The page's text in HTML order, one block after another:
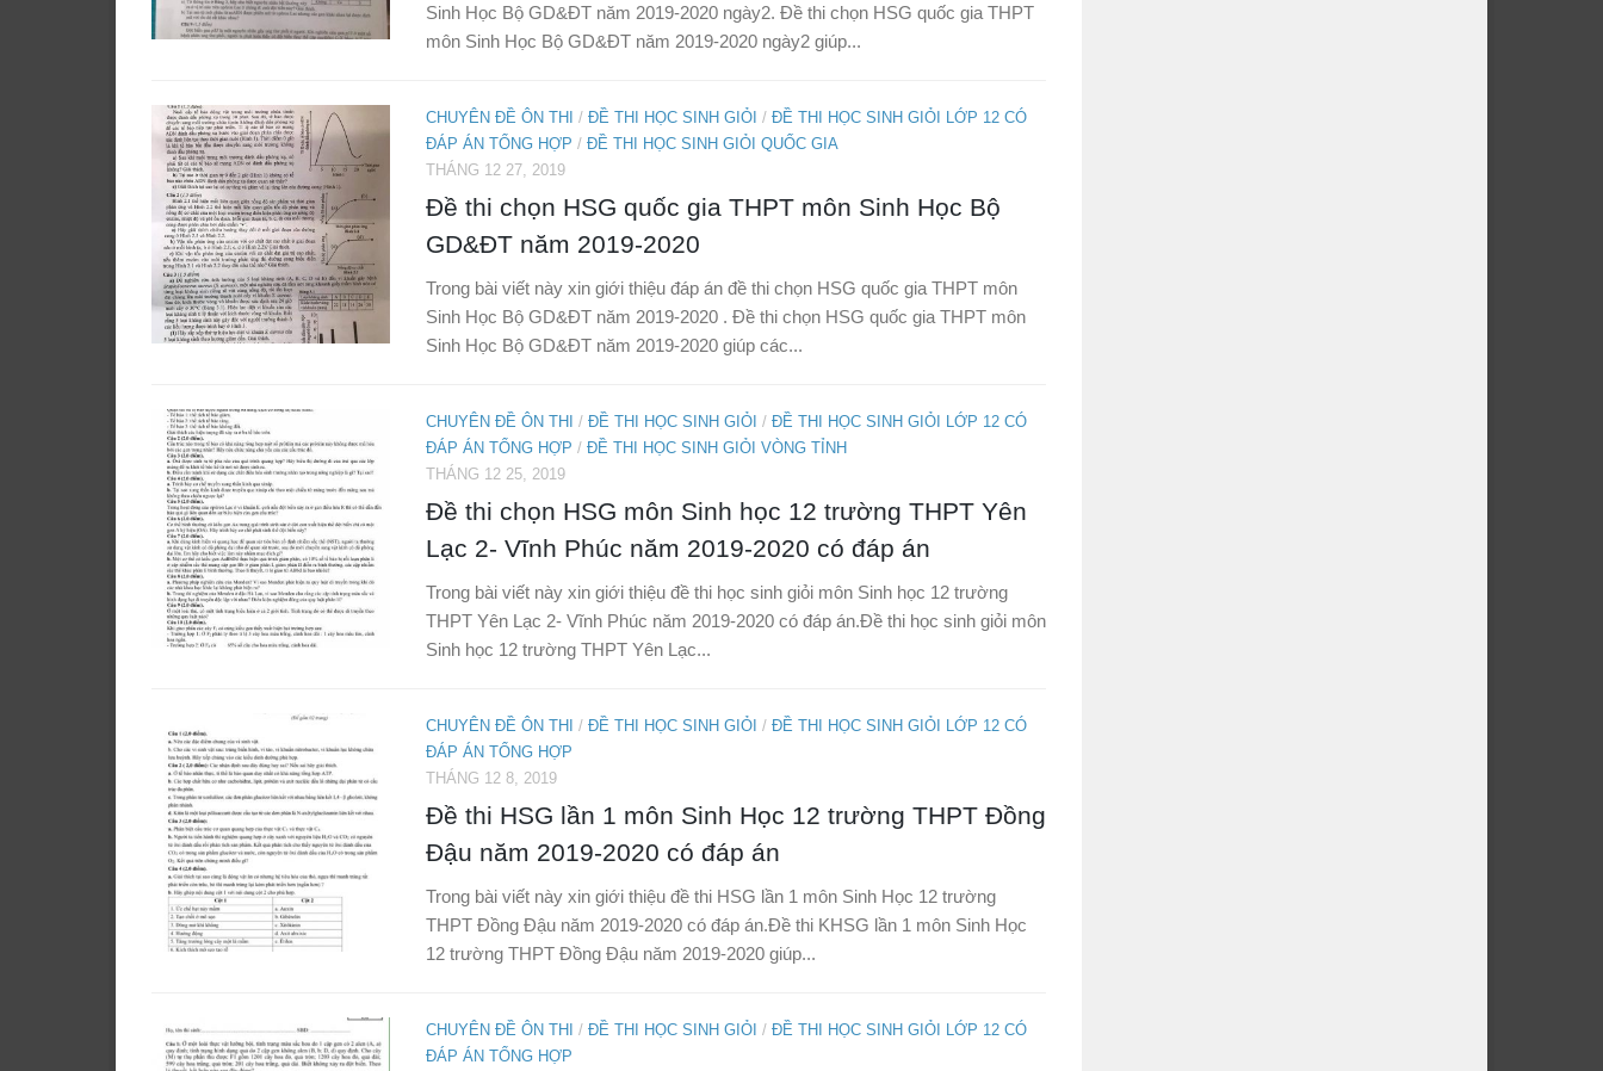
Sinh Học Bộ GD&ĐT năm 2019-2020 ngày2. Đề thi chọn HSG quốc gia THPT
môn Sinh Học Bộ GD&ĐT năm 2019-2020 ngày2 giúp...
CHUYÊN ĐỀ ÔN THI / ĐỀ THI HỌC SINH GIỎI / ĐỀ THI HỌC SINH GIỎI LỚP 12 CÓ
ĐÁP ÁN TỔNG HỢP / ĐỀ THI HỌC SINH GIỎI QUỐC GIA
THÁNG 12 27, 2019
Đề thi chọn HSG quốc gia THPT môn Sinh Học Bộ
GD&ĐT năm 2019-2020
Trong bài viết này xin giới thiệu đáp án đề thi chọn HSG quốc gia THPT môn
Sinh Học Bộ GD&ĐT năm 2019-2020 . Đề thi chọn HSG quốc gia THPT môn
Sinh Học Bộ GD&ĐT năm 2019-2020 giúp các...
CHUYÊN ĐỀ ÔN THI / ĐỀ THI HỌC SINH GIỎI / ĐỀ THI HỌC SINH GIỎI LỚP 12 CÓ
ĐÁP ÁN TỔNG HỢP / ĐỀ THI HỌC SINH GIỎI VÒNG TỈNH
THÁNG 12 25, 2019
Đề thi chọn HSG môn Sinh học 12 trường THPT Yên
Lạc 2- Vĩnh Phúc năm 2019-2020 có đáp án
Trong bài viết này xin giới thiệu đề thi học sinh giỏi môn Sinh học 12 trường
THPT Yên Lạc 2- Vĩnh Phúc năm 2019-2020 có đáp án.Đề thi học sinh giỏi môn
Sinh học 12 trường THPT Yên Lạc...
CHUYÊN ĐỀ ÔN THI / ĐỀ THI HỌC SINH GIỎI / ĐỀ THI HỌC SINH GIỎI LỚP 12 CÓ
ĐÁP ÁN TỔNG HỢP
THÁNG 12 8, 2019
Đề thi HSG lần 1 môn Sinh Học 12 trường THPT Đồng
Đậu năm 2019-2020 có đáp án
Trong bài viết này xin giới thiệu đề thi HSG lần 1 môn Sinh Học 12 trường
THPT Đồng Đậu năm 2019-2020 có đáp án.Đề thi KHSG lần 1 môn Sinh Học
12 trường THPT Đồng Đậu năm 2019-2020 giúp...
CHUYÊN ĐỀ ÔN THI / ĐỀ THI HỌC SINH GIỎI / ĐỀ THI HỌC SINH GIỎI LỚP 12 CÓ
ĐÁP ÁN TỔNG HỢP